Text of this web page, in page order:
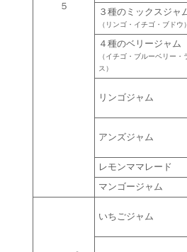
５
３種のミックスジャ
（リンゴ・イチゴ・ブドウ
４種のベリージャム
（イチゴ・ブルーベリー
ス）
リンゴジャム
アンズジャム
レモンママレード
マンゴージャム
いちごジャム